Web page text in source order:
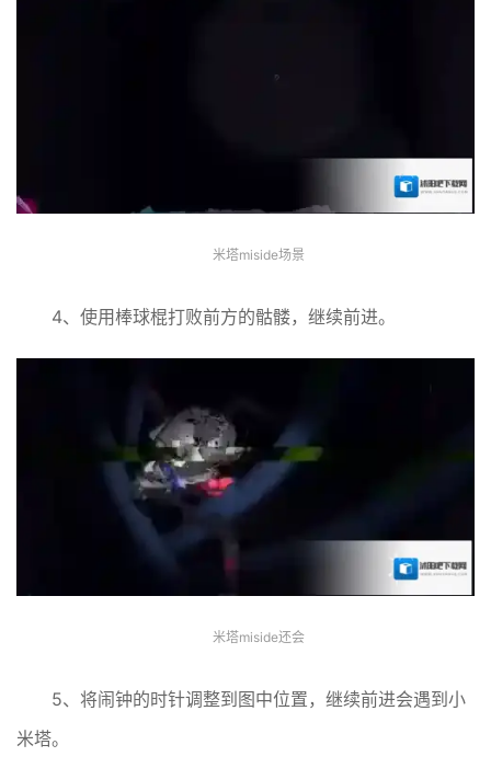
米塔miside场景
4、使用棒球棍打败前方的骷髅，继续前进。
米塔miside还会
5、将闹钟的时针调整到图中位置，继续前进会遇到小
米塔。